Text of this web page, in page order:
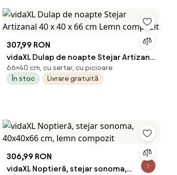
307,99 RON
vidaXL Dulap de noapte Stejar Artizanal
40 x 40 x 66 cm Lemn compozit
66×40 cm, cu sertar, cu picioare
În stoc
Livrare gratuită
306,99 RON
vidaXL Noptieră, stejar sonoma,